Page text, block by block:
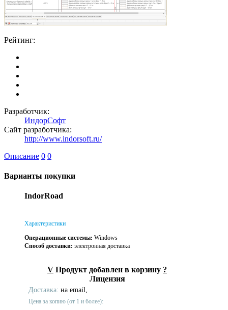
Рейтинг:
Разработчик:
ИндорСофт
Сайт разработчика:
http://www.indorsoft.ru/
Описание 0 0
Варианты покупки
IndorRoad
Характеристики
Операционные системы: Windows
Способ доставки: электронная доставка
V Продукт добавлен в корзину ?
Лицензия
Доставка: на email,
Цена за копию (от 1 и более):